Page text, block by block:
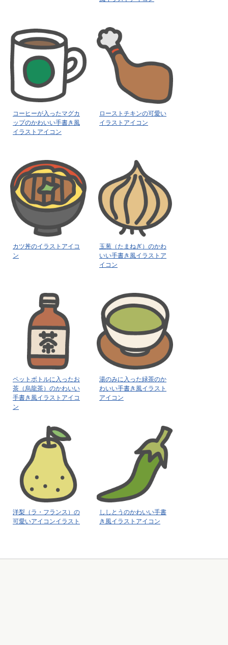
コーヒーが入ったマグカ
ップのかわいい手書き風
イラストアイコン
ローストチキンの可愛い
イラストアイコン
カツ丼のイラストアイコ
ン
玉葱（たまねぎ）のかわ
いい手書き風イラストア
イコン
ペットボトルに入ったお
茶（烏龍茶）のかわいい
手書き風イラストアイコ
ン
湯のみに入った緑茶のか
わいい手書き風イラスト
アイコン
洋梨（ラ・フランス）の
可愛いアイコンイラスト
ししとうのかわいい手書
き風イラストアイコン